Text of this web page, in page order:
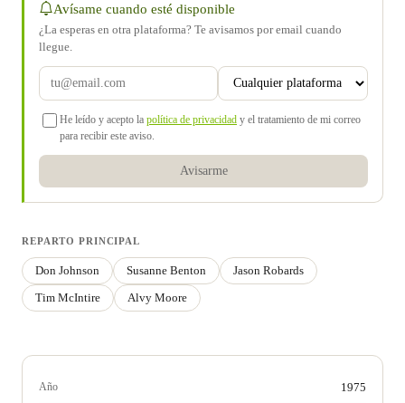
Avísame cuando esté disponible
¿La esperas en otra plataforma? Te avisamos por email cuando
llegue.
He leído y acepto la política de privacidad y el tratamiento de mi correo
para recibir este aviso.
Avisarme
REPARTO PRINCIPAL
Don Johnson Susanne Benton
Jason Robards
Tim McIntire
Alvy Moore
Año 1975